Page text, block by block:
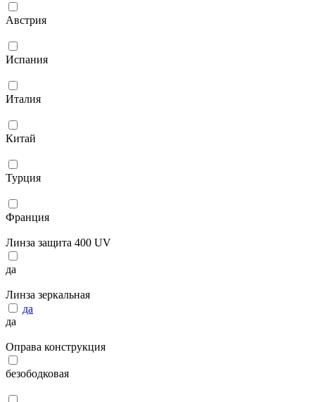
Австрия
Испания
Италия
Китай
Турция
Франция
Линза защита 400 UV
да
Линза зеркальная
да
да
Оправа конструкция
безободковая